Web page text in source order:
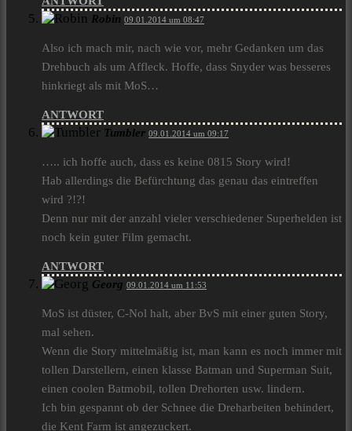
Robin 09.01.2014 um 08:47
Also ich mach mir, nach wie vor, mehr Gedanken um das
Drehbuch als um Affleck. Hoffe, dass Snyder was besseres
hinkriegt als mit MoS…
ANTWORT
Tumbler 09.01.2014 um 09:17
….. ich hoffe auch, dass es keine 0815 Story wird!
Hab allerdings die Befürchtung das genau das eintreffen
wird ?!?!
Denn nur mit der anzahl vieler verschiedener Superhelden ist
noch kein guter Film gemacht.
ANTWORT
Georg 09.01.2014 um 11:53
MoS ist düster, C-Nol halt, aber BvS mit einer guten Story,
mal sehen.
Wenn die Story mittelmäßig ist, man kann es noch immer mit
tollen Darstellern, einen klasse Batman und Superman Suit,
einen coolen Batmobil, tollen Drehorten usw. lindern.
Ich bin gespannt ob der Schnee die Dreharbeiten behindert,
die Kent Farm ist angezuckert.